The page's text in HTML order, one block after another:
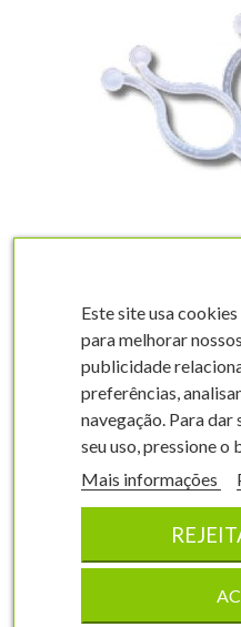
Este site usa
para melhorar
publicidade
preferências,
navegação. Para dar
seu uso, pressione o
Mais informações